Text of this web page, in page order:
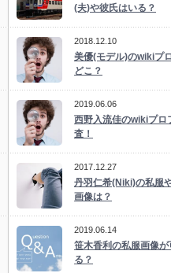
(夫)や彼氏はいる？
2018.12.10
美優(モデル)のwikiプ
どこ？
2019.06.06
西野入流佳のwikiプロ
査！
2017.12.27
丹羽仁希(Niki)の私服
画像は？
2019.06.14
笹木香利の私服画像
る？